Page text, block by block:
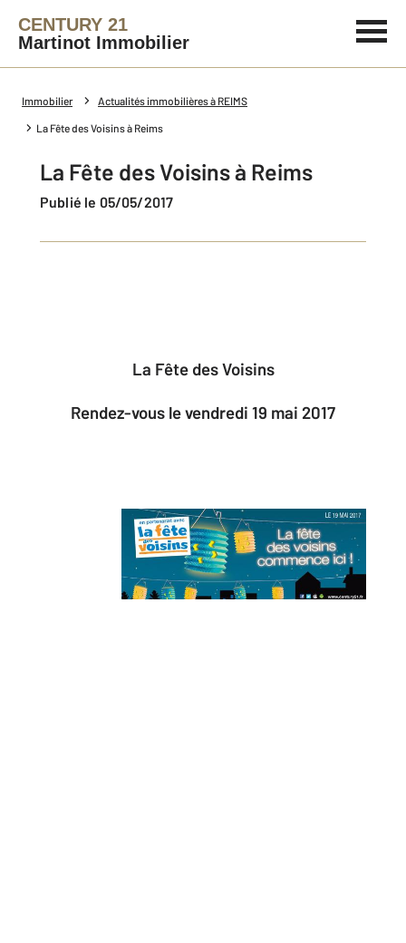
CENTURY 21
Martinot Immobilier
Immobilier Actualités immobilières à REIMS
La Fête des Voisins à Reims
La Fête des Voisins à Reims
Publié le 05/05/2017
La Fête des Voisins
Rendez-vous le vendredi 19 mai 2017